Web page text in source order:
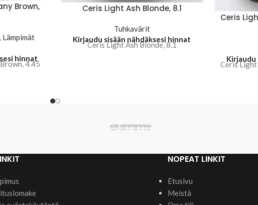
Brown,
Lämpimät
hinnat
4.45
Ceris Light Ash Blonde, 8.1
Tuhkavärit
Kirjaudu sisään nähdäksesi hinnat
Ceris Light Ash Blonde, 8.1
Ceris
Kirjaudu
Ceris
NOPEAT LINKIT
Etusivu
Meistä